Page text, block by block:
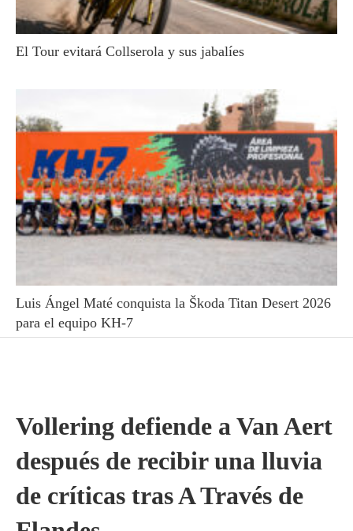
El Tour evitará Collserola y sus jabalíes
Luis Ángel Maté conquista la Škoda Titan Desert 2026
para el equipo KH-7